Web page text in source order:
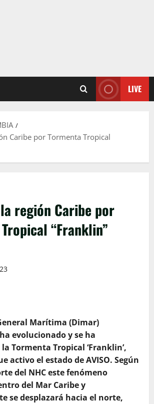
LIVE
Caribe por Tormenta Tropical
región Caribe por
“Franklin”
Marítima (Dimar)
evolucionado y se ha
Tormenta Tropical ‘Franklin’,
activo el estado de AVISO. Según
del NHC este fenómeno
del Mar Caribe y
se desplazará hacia el norte,